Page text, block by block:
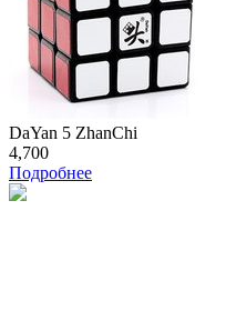
DaYan 5 ZhanChi
4,700
Подробнее